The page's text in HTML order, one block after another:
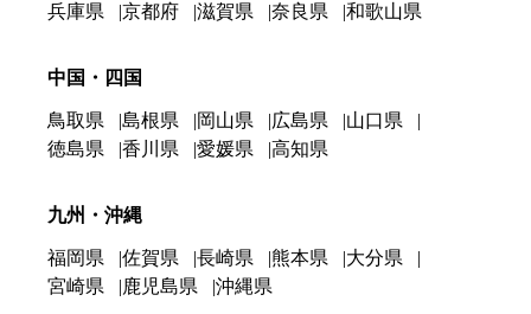
兵庫県
京都府 滋賀県 奈良県 和歌山県
中国・四国
鳥取県 島根県 岡山県 広島県
山口県
徳島県
香川県 愛媛県 高知県
九州・沖縄
福岡県 佐賀県 長崎県 熊本県
大分県
宮崎県
鹿児島県 沖縄県